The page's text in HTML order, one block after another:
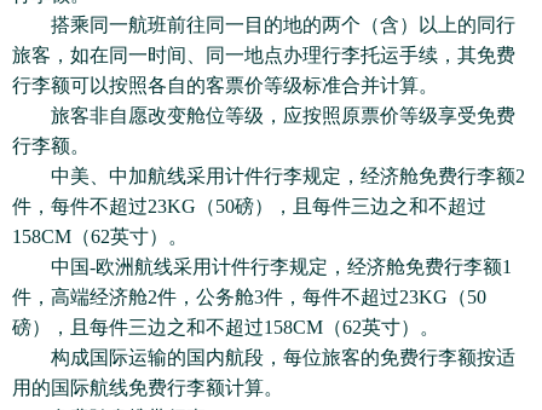
搭乘同一航班前往同一目的地的两个（含）以上的同行
旅客，如在同一时间、同一地点办理行李托运手续，其免费
行李额可以按照各自的客票价等级标准合并计算。
旅客非自愿改变舱位等级，应按照原票价等级享受免费
行李额。
中美、中加航线采用计件行李规定，经济舱免费行李额2
件，每件不超过23KG（50磅），且每件三边之和不超过
158CM（62英寸）。
中国-欧洲航线采用计件行李规定，经济舱免费行李额1
件，高端经济舱2件，公务舱3件，每件不超过23KG（50
磅），且每件三边之和不超过158CM（62英寸）。
构成国际运输的国内航段，每位旅客的免费行李额按适
用的国际航线免费行李额计算。